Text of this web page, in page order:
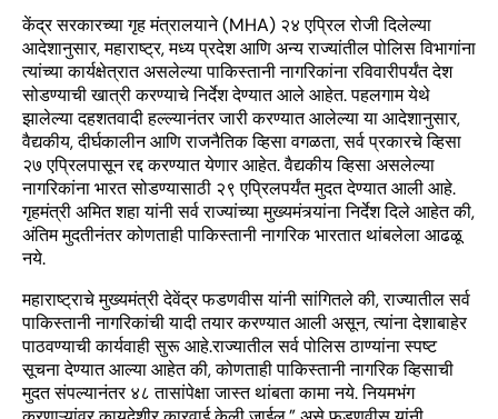
केंद्र सरकारच्या गृह मंत्रालयाने (MHA) २४ एप्रिल रोजी दिलेल्या
आदेशानुसार, महाराष्ट्र, मध्य प्रदेश आणि अन्य राज्यांतील पोलिस विभागांना
त्यांच्या कार्यक्षेत्रात असलेल्या पाकिस्तानी नागरिकांना रविवारीपर्यंत देश
सोडण्याची खात्री करण्याचे निर्देश देण्यात आले आहेत. पहलगाम येथे
झालेल्या दहशतवादी हल्ल्यानंतर जारी करण्यात आलेल्या या आदेशानुसार,
वैद्यकीय, दीर्घकालीन आणि राजनैतिक व्हिसा वगळता, सर्व प्रकारचे व्हिसा
२७ एप्रिलपासून रद्द करण्यात येणार आहेत. वैद्यकीय व्हिसा असलेल्या
नागरिकांना भारत सोडण्यासाठी २९ एप्रिलपर्यंत मुदत देण्यात आली आहे.
गृहमंत्री अमित शहा यांनी सर्व राज्यांच्या मुख्यमंत्र्यांना निर्देश दिले आहेत की,
अंतिम मुदतीनंतर कोणताही पाकिस्तानी नागरिक भारतात थांबलेला आढळू
नये.
महाराष्ट्राचे मुख्यमंत्री देवेंद्र फडणवीस यांनी सांगितले की, राज्यातील सर्व
पाकिस्तानी नागरिकांची यादी तयार करण्यात आली असून, त्यांना देशाबाहेर
पाठवण्याची कार्यवाही सुरू आहे.राज्यातील सर्व पोलिस ठाण्यांना स्पष्ट
सूचना देण्यात आल्या आहेत की, कोणताही पाकिस्तानी नागरिक व्हिसाची
मुदत संपल्यानंतर ४८ तासांपेक्षा जास्त थांबता कामा नये. नियमभंग